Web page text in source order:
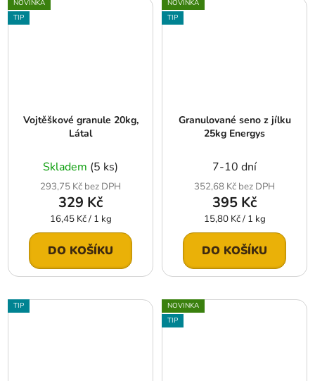
NOVINKA
TIP
Vojtěškové granule 20kg,
Látal
Skladem (5 ks)
293,75 Kč bez DPH
329 Kč
Měrná
cena:
16,45 Kč / 1 kg
DO KOŠÍKU
NOVINKA
TIP
Granulované seno z jílku
25kg Energys
7-10 dní
352,68 Kč bez DPH
395 Kč
Měrná
cena:
15,80 Kč / 1 kg
DO KOŠÍKU
TIP
NOVINKA
TIP